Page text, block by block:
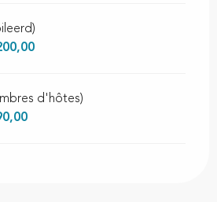
d'hôtes)